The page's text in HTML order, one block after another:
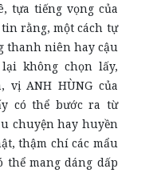
tựa tiếng vọng của
rằng, một cách tự
thanh niên hay cậu
lại không chọn lấy,
ANH HÙNG của
có thể bước ra từ
chuyện hay huyền
thậm chícác mẩu
thể mang dáng dấp